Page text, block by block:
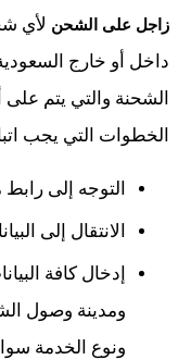
زاجل على الشحن لأي
داخل أو خارج
الشحنة والتي يتم
الخطوات التي يجب
التوجه إلى
الانتقال إلى
إدخال كافة
ومدينة وصول
ونوع الخدمة